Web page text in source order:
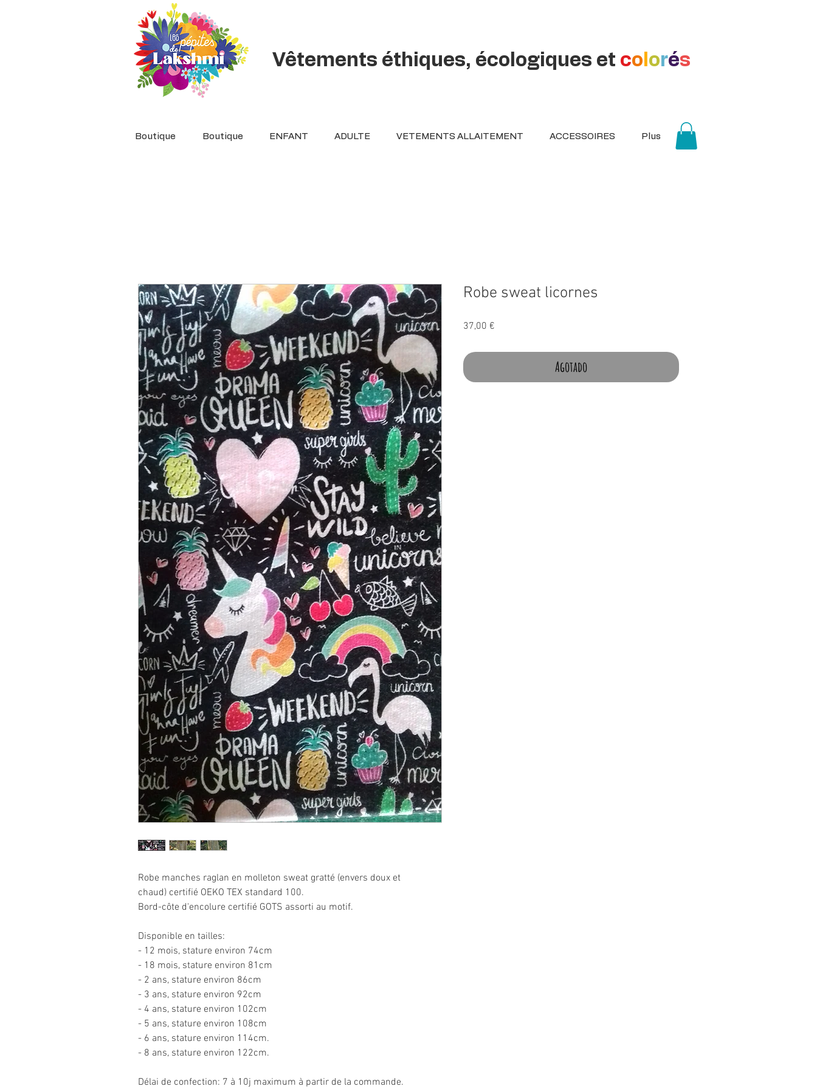
Vêtements éthiques, écologiques et co orés
Boutique Boutique ENFANT ADULTE VETEMENTS ALLAITEMENT ACCESSOIRES Plus
Robe manches raglan en molleton sweat gratté (envers doux et
chaud) certifié OEKO TEX standard 100.
Bord-côte d'encolure certifié GOTS assorti au motif.
Disponible en tailles:
- 12 mois, stature environ 74cm
- 18 mois, stature environ 81cm
- 2 ans, stature environ 86cm
- 3 ans, stature environ 92cm
- 4 ans, stature environ 102cm
- 5 ans, stature environ 108cm
- 6 ans, stature environ 114cm.
- 8 ans, stature environ 122cm.
Délai de confection: 7 à 10j maximum à partir de la commande.
Robe sweat licornes
37,00 €
Agotado